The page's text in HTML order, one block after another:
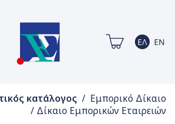
κατάλογος / Εμπορικό Δίκαιο
/ Δίκαιο Εμπορικών Εταιρειών